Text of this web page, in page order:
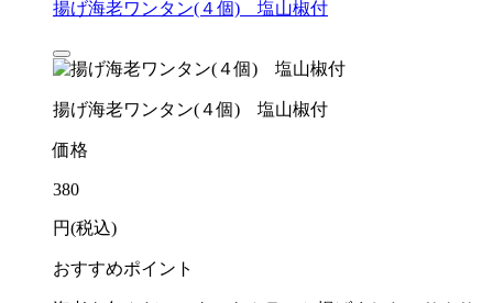
揚げ海老ワンタン(４個) 塩山椒付
揚げ海老ワンタン(４個) 塩山椒付
価格
380
円(税込)
おすすめポイント